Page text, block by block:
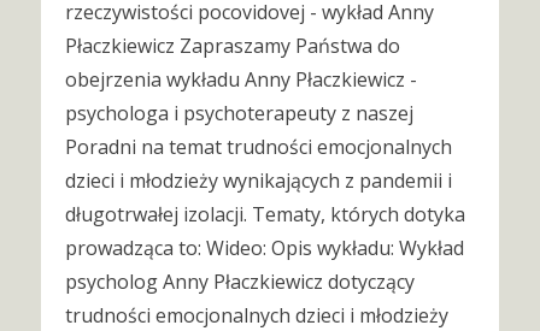
rzeczywistości pocovidovej - wykład Anny
Płaczkiewicz Zapraszamy Państwa do
obejrzenia wykładu Anny Płaczkiewicz -
psychologa i psychoterapeuty z naszej
Poradni na temat trudności emocjonalnych
dzieci i młodzieży wynikających z pandemii i
długotrwałej izolacji. Tematy, których dotyka
prowadząca to: Wideo: Opis wykładu: Wykład
psycholog Anny Płaczkiewicz dotyczący
trudności emocjonalnych dzieci i młodzieży